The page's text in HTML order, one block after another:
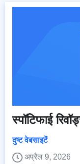
स्पॉटिफाई
दुष्ट वेबसाइटें
अप्रैल 9, 2026